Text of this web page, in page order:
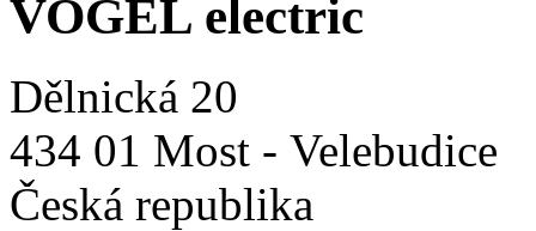
VOGEL electric
Dělnická 20
434 01 Most - Velebudice
Česká republika